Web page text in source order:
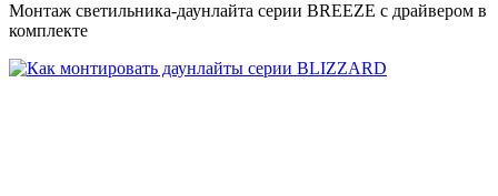
Монтаж светильника-даунлайта серии BREEZE с драйвером в
комплекте